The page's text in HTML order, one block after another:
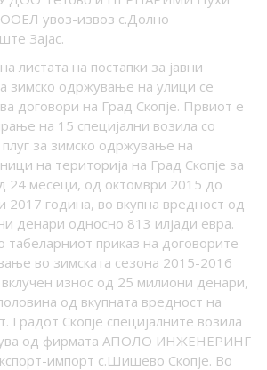
увоз-извоз с.Долно
Зајас.
листата на постапки за јавни
зимско одржување на улици се
договори на Град Скопје. Првиот е
на 15 специјални возила со
плуг за зимско одржување на
на територија на Град Скопје за
24 месеци, од октомври 2015 до
2017 година, во вкупна вредност од
денари односно 813 илјади евра.
табеларниот приказ на договорите
во зимската сезона 2015-2016
износ од 25 милиони денари,
од вкупната вредност на
Градот Скопје специјалните возила
од фирмата АПОЛО ИНЖЕНЕРИНГ
импорт с.Шишево Скопје. Во